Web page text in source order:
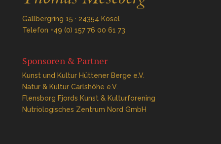
Gallbergring 15 · 24354 Kosel
Telefon +49 (0) 157 76 00 61 73
Sponsoren & Partner
Kunst und Kultur Hüttener Berge e.V.
Natur & Kultur Carlshöhe e.V.
Flensborg Fjords Kunst & Kulturforening
Nutriologisches Zentrum Nord GmbH